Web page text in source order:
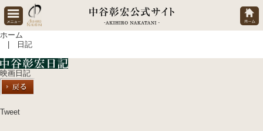
ホーム
| 日記
映画日記
Tweet